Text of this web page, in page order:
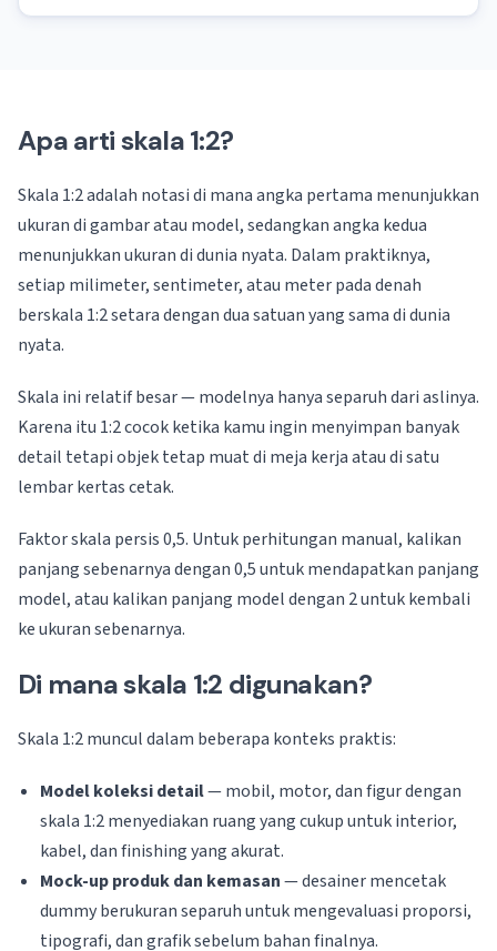
Apa arti skala 1:2?
Skala 1:2 adalah notasi di mana angka pertama menunjukkan
ukuran di gambar atau model, sedangkan angka kedua
menunjukkan ukuran di dunia nyata. Dalam praktiknya,
setiap milimeter, sentimeter, atau meter pada denah
berskala 1:2 setara dengan dua satuan yang sama di dunia
nyata.
Skala ini relatif besar — modelnya hanya separuh dari aslinya.
Karena itu 1:2 cocok ketika kamu ingin menyimpan banyak
detail tetapi objek tetap muat di meja kerja atau di satu
lembar kertas cetak.
Faktor skala persis 0,5. Untuk perhitungan manual, kalikan
panjang sebenarnya dengan 0,5 untuk mendapatkan panjang
model, atau kalikan panjang model dengan 2 untuk kembali
ke ukuran sebenarnya.
Di mana skala 1:2 digunakan?
Skala 1:2 muncul dalam beberapa konteks praktis:
Model koleksi detail— mobil, motor, dan figur dengan
skala 1:2 menyediakan ruang yang cukup untuk interior,
kabel, dan finishing yang akurat.
Mock-up produk dan kemasan— desainer mencetak
dummy berukuran separuh untuk mengevaluasi proporsi,
tipografi, dan grafik sebelum bahan finalnya.